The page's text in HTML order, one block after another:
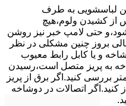
لباسشویی به طرف
از ﮐﺸﯿﺪن وﻟﻮم،ﻫﯿﭻ
حتی ﻻﻣﭗ ﺧﺒﺮ ﻧﯿﺰ روﺷﻦ
بروز چنین مشکلی در نظر
ﭘﺮﯾﺰ ﺑﺮق ﻧﺪارد.۲٫ دوﺷﺎﺧﻪ و ﯾﺎ ﮐﺎﺑﻞ راﺑﻂ ﻣﻌﯿﻮب
ﺑﻪ ﭘﺮﯾﺰ ﻣﺘﺼﻞ اﺳﺖ،رﺳﯿﺪن
بررسی ﮐﻨﯿﺪ.اﮔﺮ ﺑﺮق از ﭘﺮﯾﺰ
کنید.اﮔﺮ اﺗﺼﺎﻻت در دوشاخه